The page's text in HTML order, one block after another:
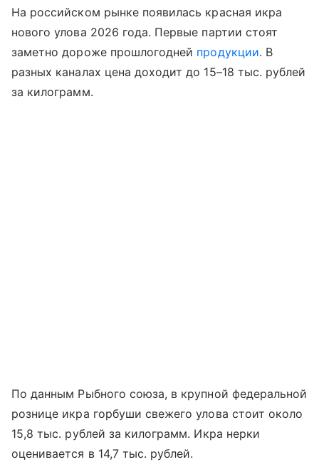
На российском рынке появилась красная икра
нового улова 2026 года. Первые партии стоят
заметно дороже прошлогодней продукции. В
разных каналах цена доходит до 15–18 тыс. рублей
за килограмм.
По данным Рыбного союза, в крупной федеральной
рознице икра горбуши свежего улова стоит около
15,8 тыс. рублей за килограмм. Икра нерки
оценивается в 14,7 тыс. рублей.